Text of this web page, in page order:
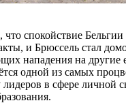
что спокойствие
и Брюссель стал
нападения на другие
одной из самых
лидеров в сфере личной